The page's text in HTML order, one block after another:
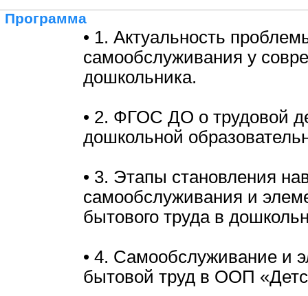
Программа
• 1. Актуальность
самообслуживания у
дошкольника.
• 2. ФГОС ДО о трудовой
дошкольной
• 3. Этапы становления
самообслуживания и
бытового труда в
• 4. Самообслуживание и
бытовой труд в ООП